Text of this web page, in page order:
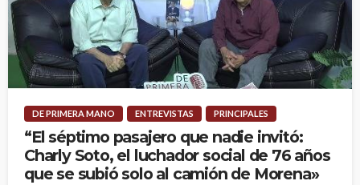
DE PRIMERA MANO ENTREVISTAS PRINCIPALES
“El séptimo pasajero que nadie invitó:
Charly Soto, el luchador social de 76 años
que se subió solo al camión de Morena»